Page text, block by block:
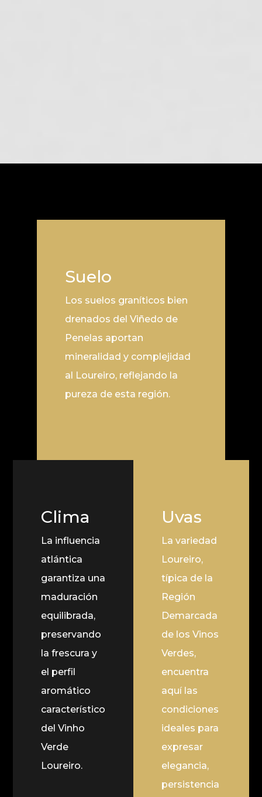
Suelo
Los suelos graníticos bien
drenados del Viñedo de
Penelas aportan
mineralidad y complejidad
al Loureiro, reflejando la
pureza de esta región.
Clima
La influencia
atlántica
garantiza una
maduración
equilibrada,
preservando
la frescura y
el perfil
aromático
característico
del Vinho
Verde
Loureiro.
Uvas
La variedad
Loureiro,
típica de la
Región
Demarcada
de los Vinos
Verdes,
encuentra
aquí las
condiciones
ideales para
expresar
elegancia,
persistencia